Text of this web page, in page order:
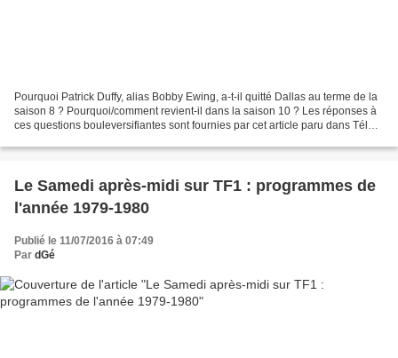
Pourquoi Patrick Duffy, alias Bobby Ewing, a-t-il quitté Dallas au terme de la
saison 8 ? Pourquoi/comment revient-il dans la saison 10 ? Les réponses à
ces questions bouleversifiantes sont fournies par cet article paru dans Télé
Le Samedi après-midi sur TF1 : programmes de
l'année 1979-1980
Publié le 11/07/2016 à 07:49
Par dGé